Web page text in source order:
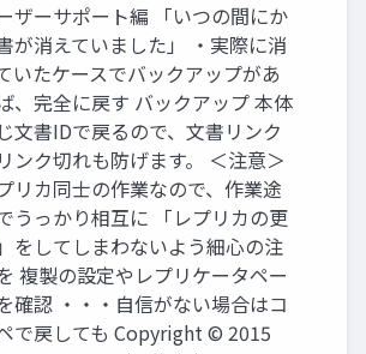
ザーサポート編 「いつの間にか
が消えていました」 ・実際に消
いたケースでバックアップがあ
、完全に戻す バックアップ 本体
文書IDで戻るので、文書リンク
ンク切れも防げます。 ＜注意＞
リカ同士の作業なので、作業途
うっかり相互に 「レプリカの更
をしてしまわないよう細心の注
複製の設定やレプリケータペー
確認 ・・・自信がない場合はコ
で戻しても Copyright © 2015